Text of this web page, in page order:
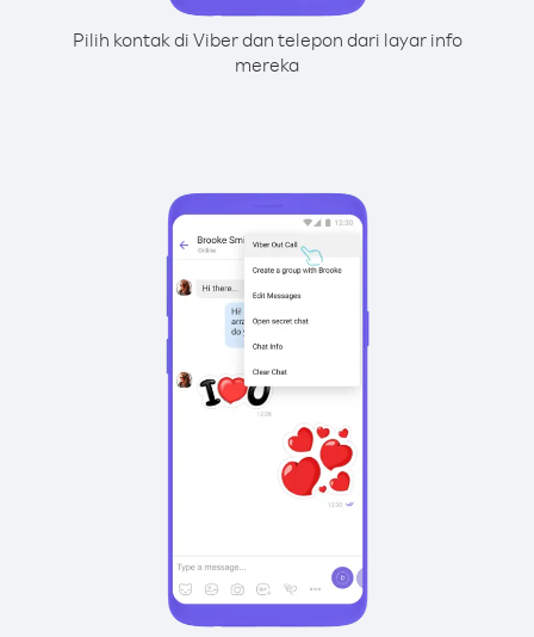
Pilih kontak di Viber dan telepon dari layar info
mereka